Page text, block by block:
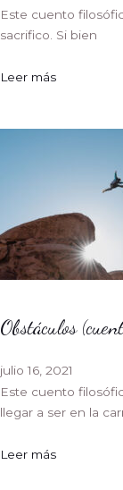
Este cuento
sacrifico. Si bien
Leer más
Obstáculos
julio 16, 2021
Este cuento
llegar a ser en la
Leer más